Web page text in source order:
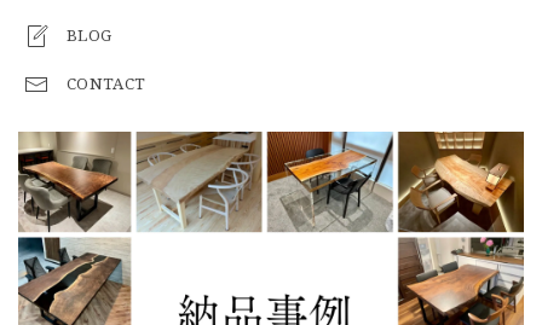
BLOG
CONTACT